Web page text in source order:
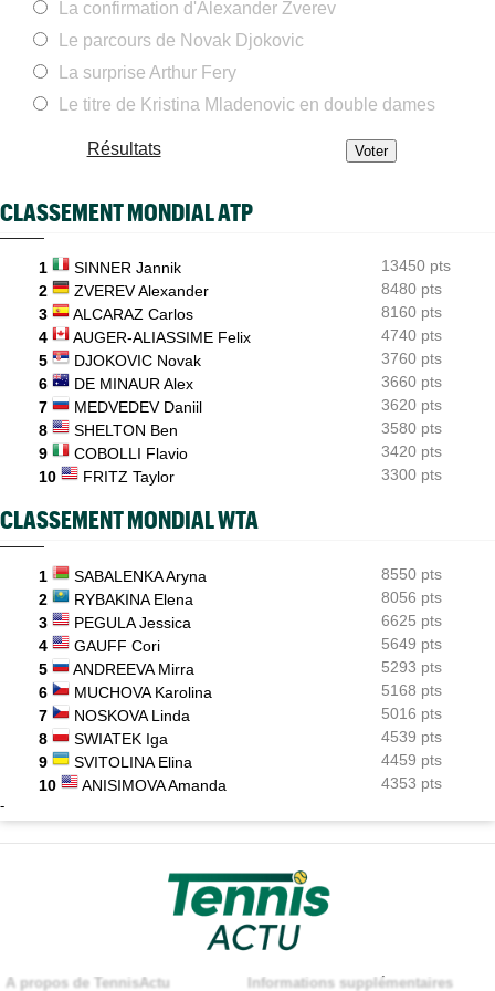
ATP - Montréal
après
WTA - Toronto
Sept victoires de rang et... un dinosaure : l'Eala-mania continue
ATP - Montréal
Terence Atmane se tourne vers l'Ohio et un immense défi à
WTA - Toronto
12:43
WTA - Toronto
Ex numéro 1 junior, Korneeva renaît après quinze mois galères...
12:18
ATP - Toronto
Ben Shelton efface enfin une anomalie étonnante en Masters
1000
La confirmation d'Alexander Zverev
Le parcours de Novak Djokovic
La surprise Arthur Fery
Le titre de Kristina Mladenovic en double dames
Résultats
CLASSEMENT MONDIAL ATP
1 SINNER Jannik
13450 pts
2
ZVEREV Alexander
8480 pts
3
ALCARAZ Carlos
8160 pts
4
AUGER-ALIASSIME Felix
4740 pts
5
DJOKOVIC Novak
3760 pts
6
DE MINAUR Alex
3660 pts
7
MEDVEDEV Daniil
3620 pts
8
SHELTON Ben
3580 pts
9
COBOLLI Flavio
3420 pts
10
FRITZ Taylor 3300 pts
CLASSEMENT MONDIAL WTA
1 SABALENKA Aryna
8550 pts
2
RYBAKINA Elena
8056 pts
3
PEGULA Jessica
6625 pts
4
GAUFF Cori
5649 pts
5
ANDREEVA Mirra
5293 pts
6
MUCHOVA Karolina
5168 pts
7
NOSKOVA Linda
5016 pts
8
SWIATEK Iga
4539 pts
9
SVITOLINA Elina
4459 pts
10
ANISIMOVA Amanda 4353 pts
-
A propos de TennisActu Informations supplémentaires